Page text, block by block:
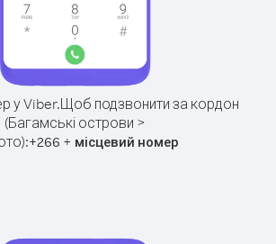
у Viber.Щоб подзвонити за кордон
(Багамські острови >
+266 + місцевий номер